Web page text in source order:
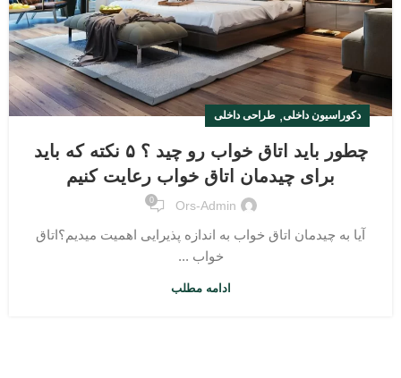
دکوراسیون داخلی, طراحی داخلی
چطور باید اتاق خواب رو چید ؟ ۵ نکته که باید
برای چیدمان اتاق خواب رعایت کنیم
Ors-Admin
0
آیا به چیدمان اتاق خواب به اندازه پذیرایی اهمیت میدیم؟اتاق
خواب ...
ادامه مطلب